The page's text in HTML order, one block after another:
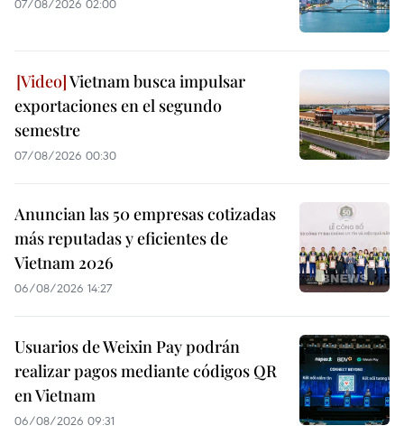
07/08/2026 02:00
Vietnam busca impulsar
exportaciones en el segundo
semestre
07/08/2026 00:30
Anuncian las 50 empresas cotizadas
más reputadas y eficientes de
Vietnam 2026
06/08/2026 14:27
Usuarios de Weixin Pay podrán
realizar pagos mediante códigos QR
en Vietnam
06/08/2026 09:31